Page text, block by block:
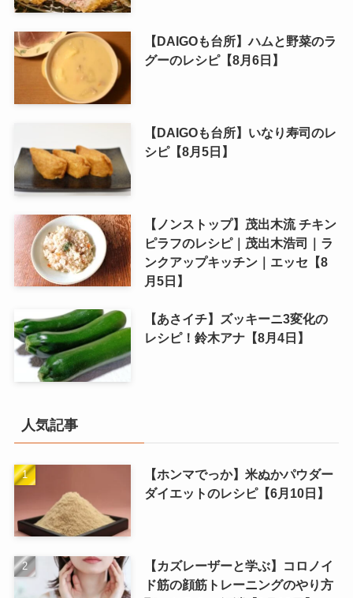
【DAIGOも台所】ハムと野菜のラ
グーのレシピ【8月6日】
【DAIGOも台所】いなり寿司のレ
シピ【8月5日】
【ノンストップ】茂出木流 チキン
ピラフのレシピ｜茂出木浩司｜ラ
ンクアップキッチン｜エッセ【8
月5日】
【あさイチ】ズッキーニ3変化の
レシピ！鈴木アナ【8月4日】
人気記事
【ホンマでっか】米ぬかパウダー
ダイエットのレシピ【6月10日】
【カズレーザーと学ぶ】コロノイ
ド筋の顔筋トレーニングのやり方